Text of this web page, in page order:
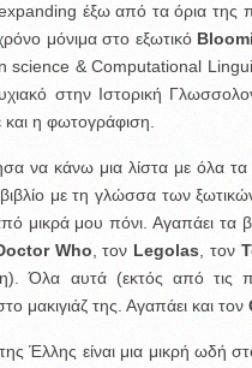
expanding έξω από τα όρια
μόνιμα στο εξωτικό
science & Computational
στην Ιστορική
και η φωτογράφιση.
να κάνω μια λίστα με όλα
με τη γλώσσα των
μικρά μου πόνι. Αγαπάει τα
Who, τον Legolas, τον
Όλα αυτά (εκτός από τις
μακιγιάζ της. Αγαπάει και τον
Έλλης είναι μια μικρή ωδή